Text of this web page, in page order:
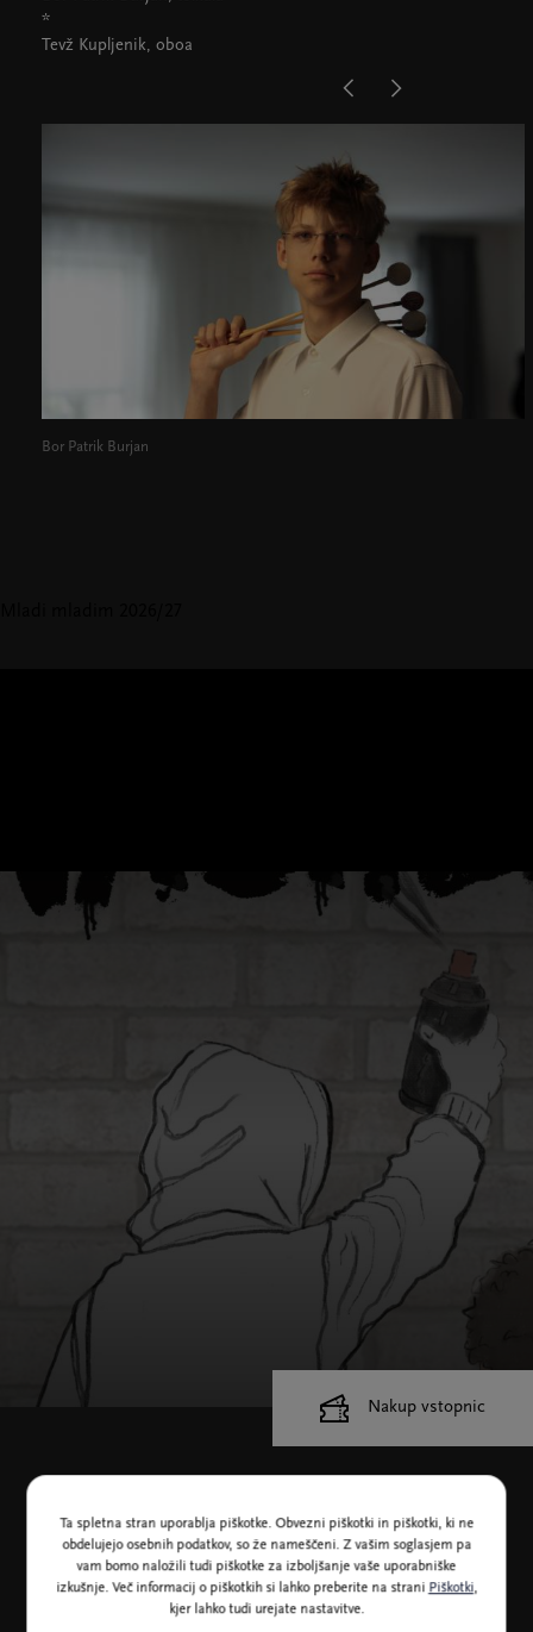
*
Tevž Kupljenik, oboa
Bor Patrik Burjan
Od 11. do 15. leta
Kdo riše skrivnostne grafite po mestu? Kdo je vdrl v spletno
redovalnico? In zakaj imajo odrasli vedno občutek, da ničesar
Nakup vstopnic
Ta spletna stran uporablja piškotke. Obvezni piškotki in piškotki, ki ne
obdelujejo osebnih podatkov, so že nameščeni. Z vašim soglasjem pa
vam bomo naložili tudi piškotke za izboljšanje vaše uporabniške
izkušnje. Več informacij o piškotkih si lahko preberite na strani Piškotki,
kjer lahko tudi urejate nastavitve.